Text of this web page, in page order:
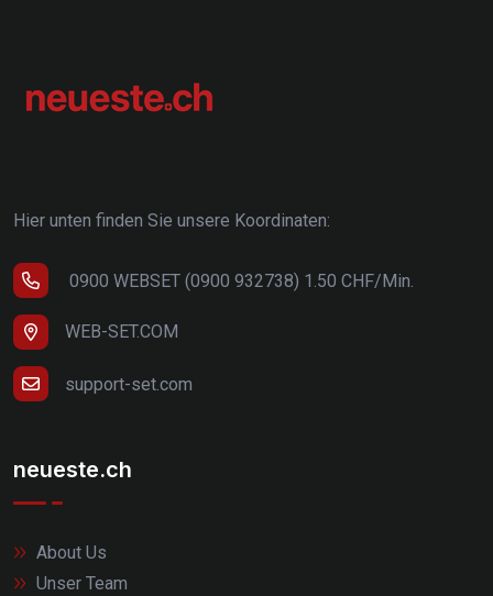
Hier unten finden Sie unsere Koordinaten:
0900 WEBSET (0900 932738) 1.50 CHF/Min.
WEB-SET.COM
support-set.com
neueste.ch
About Us
Unser Team